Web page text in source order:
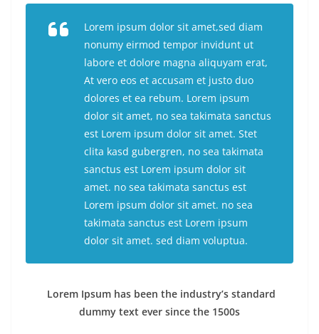
Lorem ipsum dolor sit amet,sed diam
nonumy eirmod tempor invidunt ut
labore et dolore magna aliquyam erat,
At vero eos et accusam et justo duo
dolores et ea rebum. Lorem ipsum
dolor sit amet, no sea takimata sanctus
est Lorem ipsum dolor sit amet. Stet
clita kasd gubergren, no sea takimata
sanctus est Lorem ipsum dolor sit
amet. no sea takimata sanctus est
Lorem ipsum dolor sit amet. no sea
takimata sanctus est Lorem ipsum
dolor sit amet. sed diam voluptua.
Lorem Ipsum has been the industry’s standard
dummy text ever since the 1500s